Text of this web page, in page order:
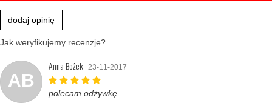
dodaj opinię
Jak weryfikujemy recenzje?
AB
Anna Bożek 23-11-2017
polecam odżywkę